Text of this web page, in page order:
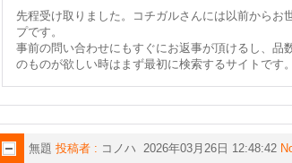
先程受け取りました。コチガルさんには以前からお
プです。
事前の問い合わせにもすぐにお返事が頂けるし、品
のものが欲しい時はまず最初に検索するサイトです
無題 投稿者 : コノハ 2026年03月26日 12:48:42